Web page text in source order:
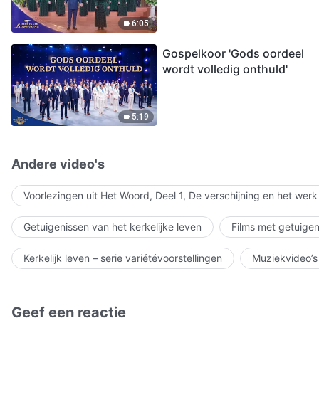
6:05
5:19
Gospelkoor 'Gods oordeel
wordt volledig onthuld'
Andere video's
Voorlezingen uit Het Woord, Deel 1, De verschijning en het
Getuigenissen van het kerkelijke leven Films met
Kerkelijk leven – serie variétévoorstellingen Muziekvideo’s
Geef een reactie